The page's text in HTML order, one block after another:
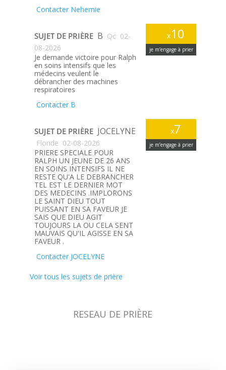
Contacter Nehemie
x10
je m’engage à prier
SUJET DE PRIÈRE B Qc 02-
08-2026
Je demande victoire pour Ralph
en soins intensifs que les
médecins veulent le
débrancher des machines
respiratoires
Contacter B
x7
je m’engage à prier
SUJET DE PRIÈRE JOCELYNE
Floride 02-08-2026
PRIERE SPECIALE POUR
RALPH UN JEUNE DE 26 ANS
EN SOINS INTENSIFS IL NE
RESTE QU'A LE DEBRANCHER
TEL EST LE DERNIER MOT
DES MEDECINS .IMPLORONS
LE SAINT DIEU TOUT
PUISSANT EN SA FAVEUR JE
SAIS QUE DIEU AGIT
TOUJOURS LA OU CELA SENT
MAUVAIS QU'IL AGISSE EN SA
FAVEUR .
Contacter JOCELYNE
Voir tous les sujets de prière
RESEAU DE PRIÈRE